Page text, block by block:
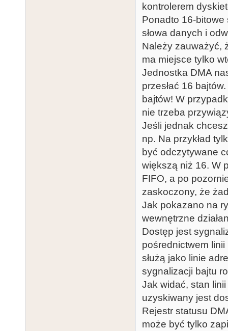
kontrolerem
Ponadto 16-bitowe
słowa danych i
Należy zauważyć,
ma miejsce tylko
Jednostka DMA
przesłać 16
bajtów! W
nie trzeba
Jeśli jednak
np. Na przykład
być odczytywane
większą niż 16. W
FIFO, a po
zaskoczony, że
Jak pokazano na
wewnętrzne
Dostęp jest
pośrednictwem
służą jako linie
sygnalizacji bajtu
Jak widać, stan
uzyskiwany jest
Rejestr statusu
może być tylko